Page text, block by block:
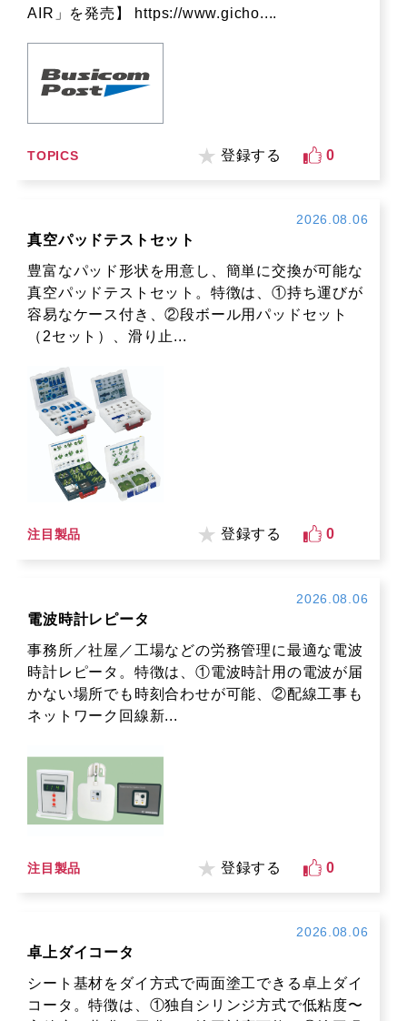
AIR」を発売】 https://www.gicho....
TOPICS 登録する 0
2026.08.06
真空パッドテストセット
豊富なパッド形状を用意し、簡単に交換が可能な
真空パッドテストセット。特徴は、①持ち運びが
容易なケース付き、②段ボール用パッドセット
（2セット）、滑り止...
注目製品 登録する 0
2026.08.06
電波時計レピータ
事務所／社屋／工場などの労務管理に最適な電波
時計レピータ。特徴は、①電波時計用の電波が届
かない場所でも時刻合わせが可能、②配線工事も
ネットワーク回線新...
注目製品 登録する 0
2026.08.06
卓上ダイコータ
シート基材をダイ方式で両面塗工できる卓上ダイ
コータ。特徴は、①独自シリンジ方式で低粘度〜